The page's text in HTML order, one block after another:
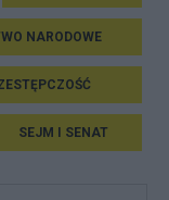
NARODOWE
SEJM I SENAT